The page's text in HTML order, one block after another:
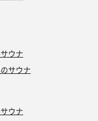
ウナ
サウナ
ウナ